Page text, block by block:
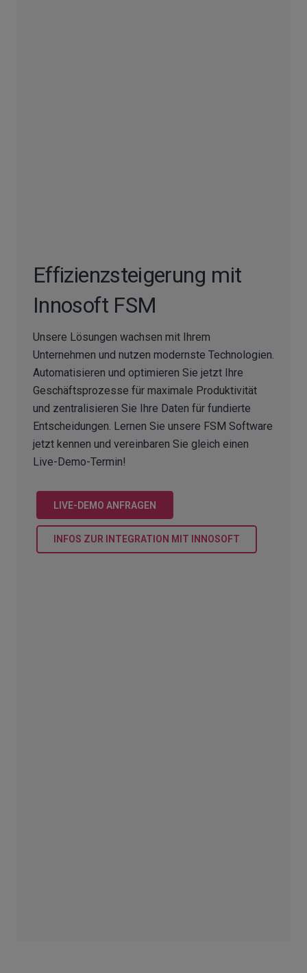
Effizienzsteigerung mit
Innosoft FSM
Unsere Lösungen wachsen mit Ihrem
Unternehmen und nutzen modernste Technologien.
Automatisieren und optimieren Sie jetzt Ihre
Geschäftsprozesse für maximale Produktivität
und zentralisieren Sie Ihre Daten für fundierte
Entscheidungen. Lernen Sie unsere FSM Software
jetzt kennen und vereinbaren Sie gleich einen
Live-Demo-Termin!
LIVE-DEMO ANFRAGEN
INFOS ZUR INTEGRATION MIT INNOSOFT